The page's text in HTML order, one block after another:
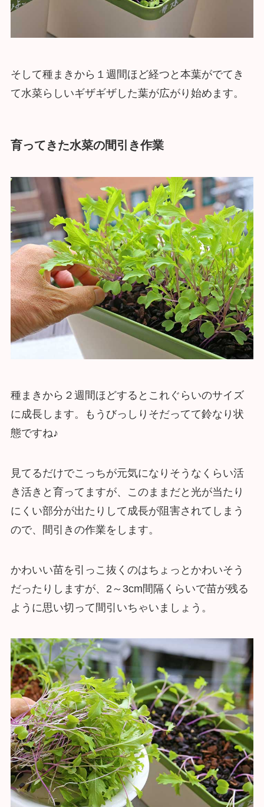
そして種まきから１週間ほど経つと本葉がでてき
て水菜らしいギザギザした葉が広がり始めます。
育ってきた水菜の間引き作業
種まきから２週間ほどするとこれぐらいのサイズ
に成長します。もうびっしりそだってて鈴なり状
態ですね♪
見てるだけでこっちが元気になりそうなくらい活
き活きと育ってますが、このままだと光が当たり
にくい部分が出たりして成長が阻害されてしまう
ので、間引きの作業をします。
かわいい苗を引っこ抜くのはちょっとかわいそう
だったりしますが、2～3cm間隔くらいで苗が残る
ように思い切って間引いちゃいましょう。